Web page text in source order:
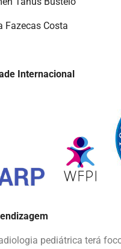
Fazecas Costa
Internacional
pediátrica terá